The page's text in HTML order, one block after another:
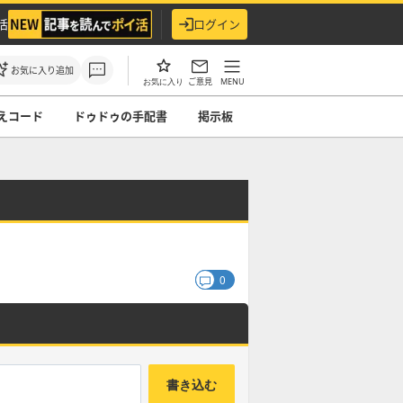
ログイン
お気に入り追加
お気に入り ご意見 MENU
コード ドゥドゥの手配書 掲示板
0
書き込む